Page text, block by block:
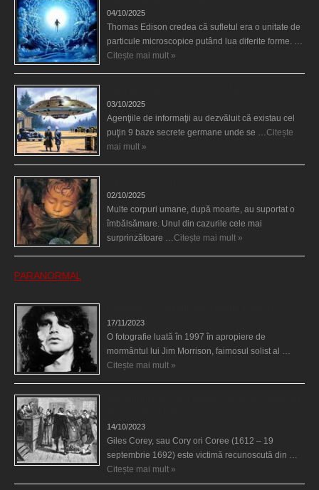
04/10/2025
Thomas Edison credea că sufletul era o unitate de
particule microscopice putând lua diferite forme. …
Citește mai mult »
03/10/2025
Agenţiile de informaţii au dezvăluit că existau cel
puţin 9 baze secrete germane unde se … Citește
mai mult »
02/10/2025
Multe corpuri umane, după moarte, au suportat o
îmbălsămare. Unul din cazurile cele mai
surprinzătoare … Citește mai mult »
PARANORMAL
17/11/2023
O fotografie luată în 1997 în apropiere de
mormântul lui Jim Morrison, faimosul solist al …
Citește mai mult »
14/10/2023
Giles Corey, sau Cory ori Coree (1612 – 19
septembrie 1692) este victimă recunoscută din …
Citește mai mult »